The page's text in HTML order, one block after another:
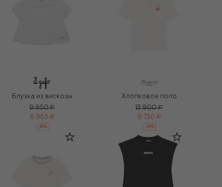
Блузка из вискозы
9 950 ₽
6 965 ₽
-30%
Хлопковое поло
13 900 ₽
9 730 ₽
-30%